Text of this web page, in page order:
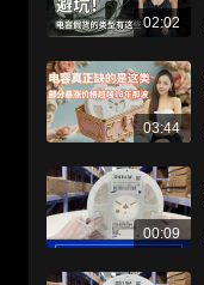
02:02
03:44
00:09